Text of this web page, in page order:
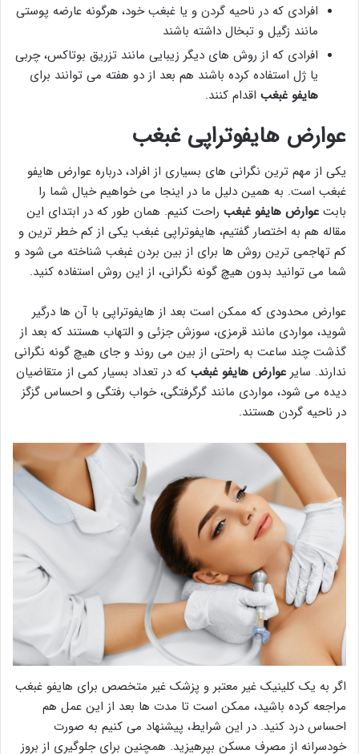
افرادی که در ناحیه گردن و یا غبغب خود، هرگونه عارضه پوستی
مانند زگیل و تبخال داشته باشند
افرادی که از روش های دیگر زیبایی مانند تزریق بوتاکس، چربی
یا ژل استفاده کرده باشند هم بعد از دو هفته می توانند برای
هایفو غبغب اقدام کنند.
عوارض هایفوتراپی غبغب
یکی از مهم ترین نگرانی های بسیاری از افراد، درباره عوارض هایفو
غبغب است. به همین دلیل ما در اینجا می خواهیم خیال شما را
بابت عوارض هایفو غبغب راحت کنیم. همان طور که در ابتدای این
مقاله هم به اختصار گفتیم، هایفوتراپی غبغب یکی از کم خطر ترین و
کم تهاجمی ترین روش ها برای از بین بردن غبغب شناخته می شود و
شما می توانید بدون هیچ گونه نگرانی، از این روش استفاده کنید.
عوارض محدودی که ممکن است بعد از هایفوتراپی با آن ها درگیر
شوید، مواردی مانند قرمزی، سوزش جزئی و التهاب هستند که بعد از
گذشت چند ساعت به راحتی از بین می روند و جای هیچ گونه نگرانی
ندارند. سایر عوارض هایفو غبغب که در تعداد بسیار کمی از متقاضیان
دیده می شود، مواردی مانند گرگرفتگی، خواب رفتگی و احساس گزگز
در ناحیه گردن هستند.
اگر به یک کلینیک غیر معتبر و پزشک غیر متخصص برای هایفو غبغب
مراجعه کرده باشید، ممکن است تا مدت ها بعد از این عمل هم
احساس درد کنید. در این شرایط، پیشنهاد می کنیم به صورت
خودسرانه از مصرف مسکن بپرهیزید. همچنین برای جلوگیری از بروز